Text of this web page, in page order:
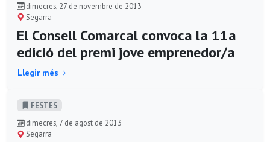
dimecres, 27 de novembre de 2013
Segarra
El Consell Comarcal convoca la 11a
edició del premi jove emprenedor/a
Llegir més
FESTES
dimecres, 7 de agost de 2013
Segarra